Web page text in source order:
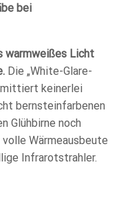
bei
warmweißes Licht
Die „White-Glare-
keinerlei
bernsteinfarbenen
Glühbirne noch
Wärmeausbeute
Infrarotstrahler.